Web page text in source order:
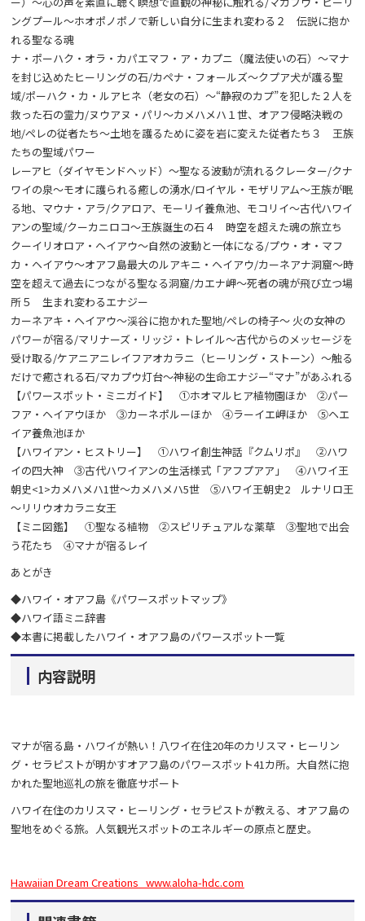
ングプール～ホオポノポノで新しい自分に生まれ変わる２ 伝説に抱か
れる聖なる魂
ナ・ポーハク・オラ・カパエマフ・ア・カプニ（魔法使いの石）～マナ
を封じ込めたヒーリングの石/カペナ・フォールズ～クプア犬が護る聖
域/ポーハク・カ・ルアヒネ（老女の石）～“静寂のカプ”を犯した２人を
救った石の霊力/ヌウアヌ・パリ～カメハメハ１世、オアフ侵略決戦の
地/ペレの従者たち～土地を護るために姿を岩に変えた従者たち３ 王族
たちの聖域パワー
レーアヒ（ダイヤモンドヘッド）～聖なる波動が流れるクレーター/クナ
ワイの泉～モオに護られる癒しの湧水/ロイヤル・モザリアム～王族が眠
る地、マウナ・アラ/クアロア、モーリイ養魚池、モコリイ～古代ハワイ
アンの聖域/クーカニロコ～王族誕生の石４ 時空を超えた魂の旅立ち
クーイリオロア・ヘイアウ～自然の波動と一体になる/プウ・オ・マフ
カ・ヘイアウ～オアフ島最大のルアキニ・ヘイアウ/カーネアナ洞窟～時
空を超えて過去につながる聖なる洞窟/カエナ岬～死者の魂が飛び立つ場
所５ 生まれ変わるエナジー
カーネアキ・ヘイアウ～渓谷に抱かれた聖地/ペレの椅子～ 火の女神の
パワーが宿る/マリナーズ・リッジ・トレイル～古代からのメッセージを
受け取る/ケアニアニレイフアオカラニ（ヒーリング・ストーン）～触る
だけで癒される石/マカプウ灯台～神秘の生命エナジー“マナ”があふれる
【パワースポット・ミニガイド】 ①ホオマルヒア植物園ほか ②パー
フア・ヘイアウほか ③カーネポルーほか ④ラーイエ岬ほか ⑤ヘエ
イア養魚池ほか
【ハワイアン・ヒストリー】 ①ハワイ創生神話『クムリポ』 ②ハワ
イの四大神 ③古代ハワイアンの生活様式「アフプアア」 ④ハワイ王
朝史<1>カメハメハ1世～カメハメハ5世 ⑤ハワイ王朝史2 ルナリロ王
～リリウオカラニ女王
【ミニ図鑑】 ①聖なる植物 ②スピリチュアルな薬草 ③聖地で出会
う花たち ④マナが宿るレイ
あとがき
◆ハワイ・オアフ島《パワースポットマップ》
◆ハワイ語ミニ辞書
◆本書に掲載したハワイ・オアフ島のパワースポット一覧
内容説明
マナが宿る島・ハワイが熱い！八ワイ在住20年のカリスマ・ヒーリン
グ・セラピストが明かすオアフ島のパワースポット41カ所。大自然に抱
かれた聖地巡礼の旅を徹底サポート
ハワイ在住のカリスマ・ヒーリング・セラピストが教える、オアフ島の
聖地をめぐる旅。人気観光スポットのエネルギーの原点と歴史。
Hawaiian Dream Creations www.aloha-hdc.com